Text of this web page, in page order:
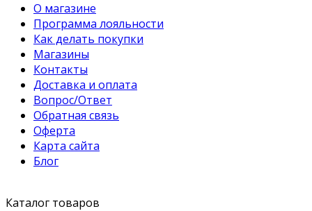
О магазине
Программа лояльности
Как делать покупки
Магазины
Контакты
Доставка и оплата
Вопрос/Ответ
Обратная связь
Оферта
Карта сайта
Блог
Каталог товаров